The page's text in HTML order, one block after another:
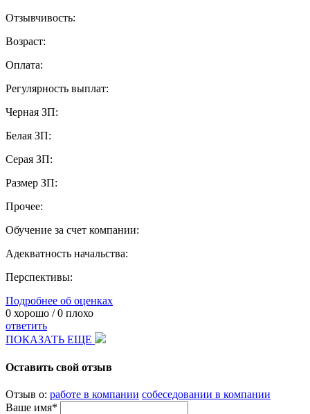
Отзывчивость:
Возраст:
Оплата:
Регулярность выплат:
Черная ЗП:
Белая ЗП:
Серая ЗП:
Размер ЗП:
Прочее:
Обучение за счет компании:
Адекватность начальства:
Перспективы:
Подробнее об оценках
0 хорошо /0 плохо
ответить
ПОКАЗАТЬ ЕЩЕ
Оставить свой отзыв
Отзыв о: работе в компании собеседовании в компании
Ваше имя*